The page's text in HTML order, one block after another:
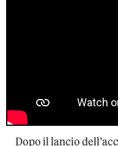
Dopo il lancio